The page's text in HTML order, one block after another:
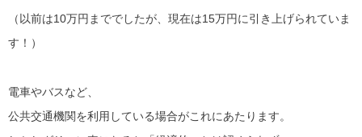
（以前は10万円まででしたが、現在は15万円に引き上げられていま
す！）
電車やバスなど、
公共交通機関を利用している場合がこれにあたります。